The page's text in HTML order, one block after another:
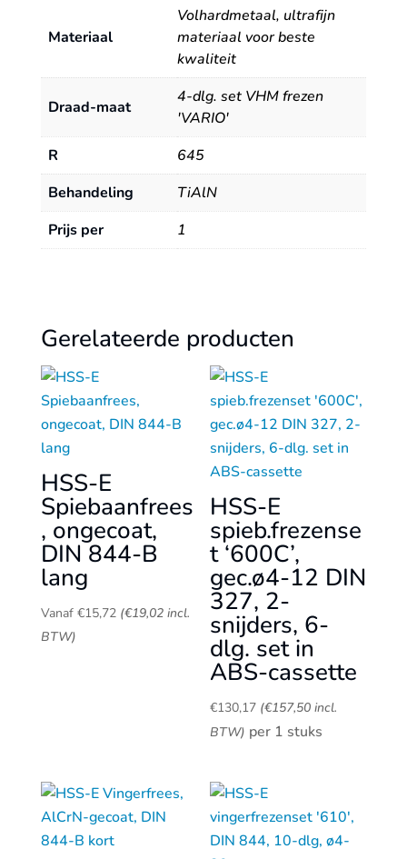
Materiaal
Volhardmetaal, ultrafijn
materiaal voor beste
kwaliteit
Draad-maat
4-dlg. set VHM frezen
'VARIO'
R
645
Behandeling
TiAlN
Prijs per
1
Gerelateerde producten
HSS-E
Spiebaanfrees
, ongecoat,
DIN 844-B
lang
Vanaf €15,72 (€19,02incl.
BTW)
HSS-E
spieb.frezense
t ‘600C’,
gec.ø4-12 DIN
327, 2-
snijders, 6-
dlg. set in
ABS-cassette
€130,17 (€157,50 incl.
BTW) per 1 stuks